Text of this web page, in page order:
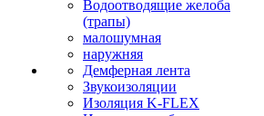
Водоотводящие желоба
(трапы)
малошумная
наружняя
Демферная лента
Звукоизоляции
Изоляция K-FLEX